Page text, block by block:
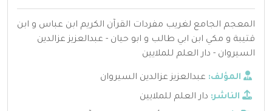
المعجم الجامع لغريب مفردات القرآن الكريم ابن عباس و ابن
قتيبة و مكي ابن ابي طالب و ابو حيان - عبدالعزيز عزالدين
السيروان - دار العلم للملايين
المؤلف: عبدالعزيز عزالدين السيروان
الناشر: دار العلم للملايين